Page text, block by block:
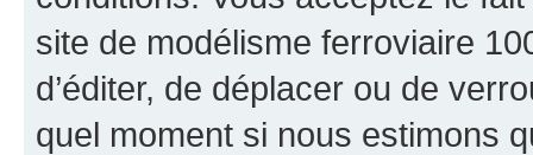
site de modélisme ferroviaire
d’éditer, de déplacer ou de
quel moment si nous estimons